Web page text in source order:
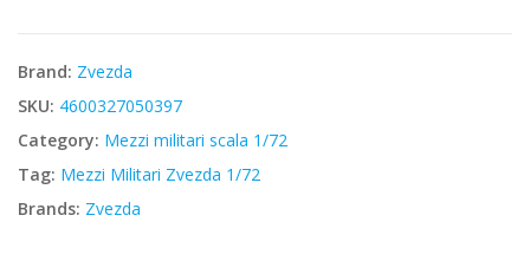
Brand: Zvezda
SKU: 4600327050397
Category: Mezzi militari scala 1/72
Tag: Mezzi Militari Zvezda 1/72
Brands: Zvezda